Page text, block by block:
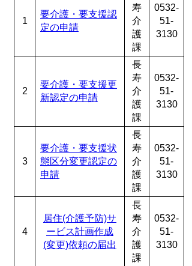
1
要介護・要支援認
定の申請
寿
介
護
課
0532-
51-
3130
2
要介護・要支援更
新認定の申請
長
寿
介
護
課
0532-
51-
3130
3
要介護・要支援状
態区分変更認定の
申請
長
寿
介
護
課
0532-
51-
3130
4
居住(介護予防)サ
ービス計画作成
(変更)依頼の届出
長
寿
介
護
課
0532-
51-
3130